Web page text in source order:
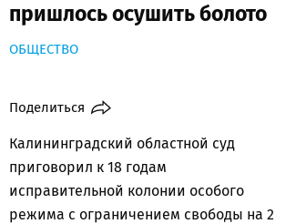
пришлось осушить болото
ОБЩЕСТВО
Поделиться
Калининградский областной суд
приговорил к 18 годам
исправительной колонии особого
режима с ограничением свободы на 2